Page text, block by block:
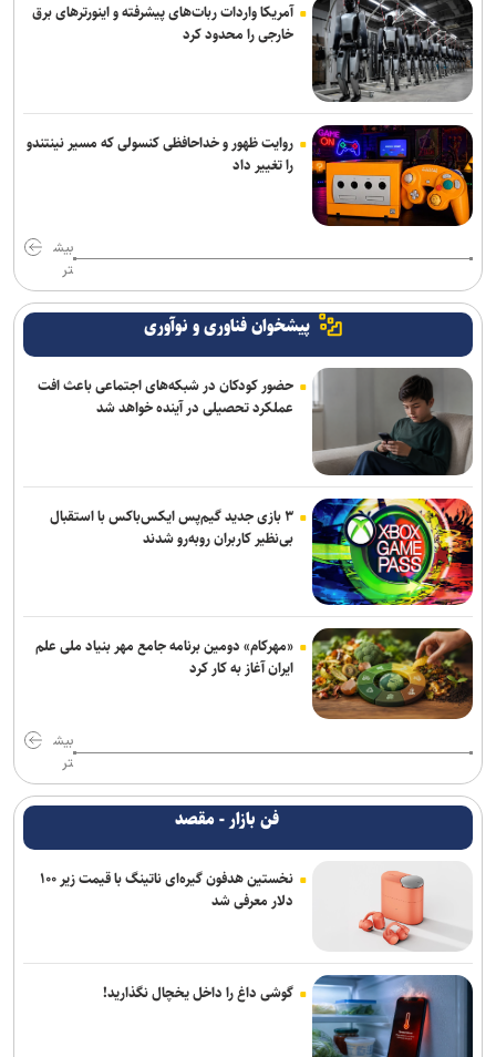
آمریکا واردات ربات‌های پیشرفته و اینورترهای برق
خارجی را محدود کرد
روایت ظهور و خداحافظی کنسولی که مسیر نینتندو
را تغییر داد
بیش
تر
پیشخوان فناوری و نوآوری
حضور کودکان در شبکه‌های اجتماعی باعث افت
عملکرد تحصیلی در آینده خواهد شد
۳ بازی جدید گیم‌پس ایکس‌باکس با استقبال
بی‌نظیر کاربران روبه‌رو شدند
«مهرکام» دومین برنامه جامع مهر بنیاد ملی علم
ایران آغاز به کار کرد
بیش
تر
فن بازار - مقصد
نخستین هدفون گیره‌ای ناتینگ با قیمت زیر ۱۰۰
دلار معرفی شد
گوشی داغ را داخل یخچال نگذارید!